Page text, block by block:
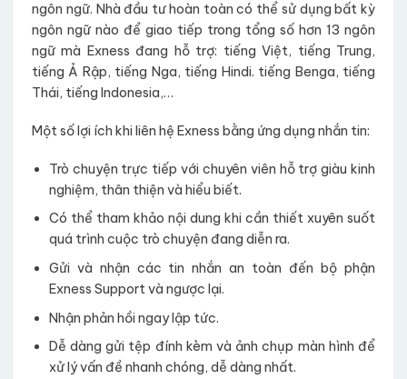
ngôn ngữ. Nhà đầu tư hoàn toàn có thể sử dụng bất kỳ
ngôn ngữ nào để giao tiếp trong tổng số hơn 13 ngôn
ngữ mà Exness đang hỗ trợ: tiếng Việt, tiếng Trung,
tiếng Ả Rập, tiếng Nga, tiếng Hindi. tiếng Benga, tiếng
Thái, tiếng Indonesia,…
Một số lợi ích khi liên hệ Exness bằng ứng dụng nhắn tin:
Trò chuyện trực tiếp với chuyên viên hỗ trợ giàu kinh
nghiệm, thân thiện và hiểu biết.
Có thể tham khảo nội dung khi cần thiết xuyên suốt
quá trình cuộc trò chuyện đang diễn ra.
Gửi và nhận các tin nhắn an toàn đến bộ phận
Exness Support và ngược lại.
Nhận phản hồi ngay lập tức.
Dễ dàng gửi tệp đính kèm và ảnh chụp màn hình để
xử lý vấn đề nhanh chóng, dễ dàng nhất.